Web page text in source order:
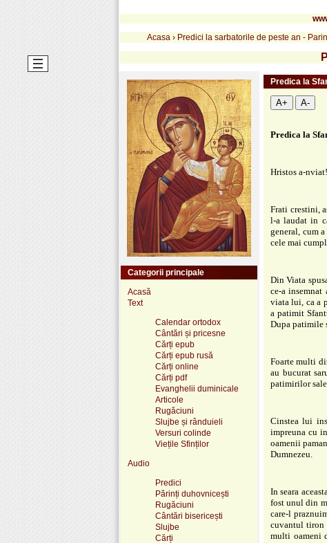
Acasa › Predici la sarbatorile de peste an -
Predica la
A+ A-
Predica la
Hristos a-nviat!
Frati crestini,
l-a laudat in
general, cum
cele mai
Din Viata
ce-a insemnat
viata lui, ca a
a patimit
Dupa patimile
Foarte multi
au bucurat
patimirilor sale.
Cinstea lui
impreuna cu
oamenii
Dumnezeu.
In seara
fost unul din
care-l
cuvantul tiron
multi oameni
Categorii principale
Acasă
Text
Calendar ortodox
Cântări și pricesne
Cărți epub
Cărți epub rusă
Cărți online
Cărți pdf
Evanghelii duminicale
Articole
Rugăciuni
Slujbe și rânduieli
Versuri colinde
Viețile Sfinților
Audio
Predici
Părinți duhovnicești
Rugăciuni
Cântări bisericești
Slujbe
Cărți